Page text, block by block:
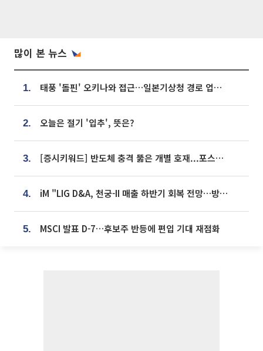
많이 본 뉴스
1. 태풍 '돌핀' 오키나와 접근…일본기상청 경로 업데이트
2. 오늘은 절기 '입추', 뜻은?
3. [증시키워드] 반도체 충격 뚫은 개별 호재...포스코퓨처엠·에코프로·한화솔루션 '눈길'
4. iM "LIG D&A, 천궁-II 매출 하반기 회복 전망…방산 톱픽 유지"
5. MSCI 발표 D-7…후보주 반등에 편입 기대 재점화